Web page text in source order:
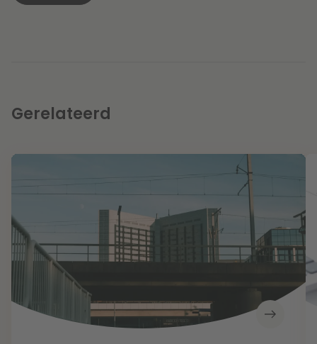
Gerelateerd